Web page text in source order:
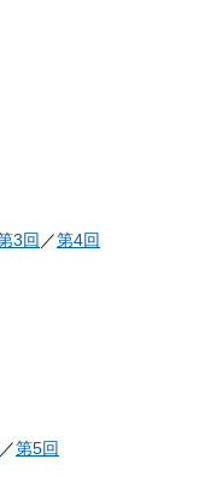
3回 ／第4回
／第5回